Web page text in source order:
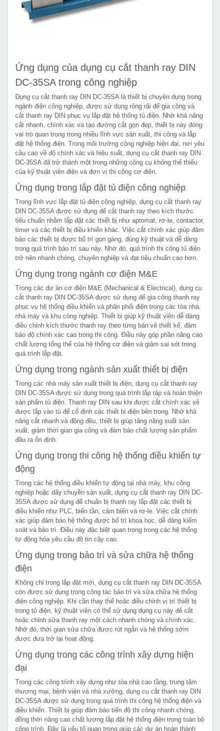
Ứng dụng của dụng cụ cắt thanh ray DIN
DC-35SA trong công nghiệp
Dụng cụ cắt thanh ray DIN DC-35SA là thiết bị chuyên dụng trong
ngành điện công nghiệp, được sử dụng rộng rãi để gia công và
cắt thanh ray DIN phục vụ lắp đặt hệ thống tủ điện. Nhờ khả năng
cắt nhanh, chính xác và tạo đường cắt gọn đẹp, thiết bị này đóng
vai trò quan trọng trong nhiều lĩnh vực sản xuất, thi công và lắp
đặt hệ thống điện. Trong môi trường công nghiệp hiện đại, nơi yêu
cầu cao về độ chính xác và hiệu suất, dụng cụ cắt thanh ray DIN
DC-35SA đã trở thành một trong những công cụ không thể thiếu
của kỹ thuật viên điện và đơn vị thi công cơ điện.
Ứng dụng trong lắp đặt tủ điện công nghiệp
Trong lĩnh vực lắp đặt tủ điện công nghiệp, dụng cụ cắt thanh ray
DIN DC-35SA được sử dụng để cắt thanh ray theo kích thước
tiêu chuẩn nhằm lắp đặt các thiết bị như aptomat, rơ-le, contactor,
timer và các thiết bị điều khiển khác. Việc cắt chính xác giúp đảm
bảo các thiết bị được bố trí gọn gàng, đúng kỹ thuật và dễ dàng
trong quá trình bảo trì sau này. Nhờ đó, quá trình thi công tủ điện
trở nên nhanh chóng, chuyên nghiệp và đạt tiêu chuẩn cao hơn.
Ứng dụng trong ngành cơ điện M&E
Trong các dự án cơ điện M&E (Mechanical & Electrical), dụng cụ
cắt thanh ray DIN DC-35SA được sử dụng để gia công thanh ray
phục vụ hệ thống điều khiển và phân phối điện trong các tòa nhà,
nhà máy và khu công nghiệp. Thiết bị giúp kỹ thuật viên dễ dàng
điều chỉnh kích thước thanh ray theo từng bản vẽ thiết kế, đảm
bảo độ chính xác cao trong thi công. Điều này góp phần nâng cao
chất lượng tổng thể của hệ thống cơ điện và giảm sai sót trong
quá trình lắp đặt.
Ứng dụng trong ngành sản xuất thiết bị điện
Trong các nhà máy sản xuất thiết bị điện, dụng cụ cắt thanh ray
DIN DC-35SA được sử dụng trong quá trình lắp ráp và hoàn thiện
sản phẩm tủ điện. Thanh ray DIN sau khi được cắt chính xác sẽ
được lắp vào tủ để cố định các thiết bị điện bên trong. Nhờ khả
năng cắt nhanh và đồng đều, thiết bị giúp tăng năng suất sản
xuất, giảm thời gian gia công và đảm bảo chất lượng sản phẩm
đầu ra ổn định.
Ứng dụng trong thi công hệ thống điều khiển tự
động
Trong các hệ thống điều khiển tự động tại nhà máy, khu công
nghiệp hoặc dây chuyền sản xuất, dụng cụ cắt thanh ray DIN DC-
35SA được sử dụng để chuẩn bị thanh ray lắp đặt các thiết bị
điều khiển như PLC, biến tần, cảm biến và rơ-le. Việc cắt chính
xác giúp đảm bảo hệ thống được bố trí khoa học, dễ dàng kiểm
soát và bảo trì. Điều này đặc biệt quan trọng trong các hệ thống
tự động hóa yêu cầu độ tin cậy cao.
Ứng dụng trong bảo trì và sửa chữa hệ thống
điện
Không chỉ trong lắp đặt mới, dụng cụ cắt thanh ray DIN DC-35SA
còn được sử dụng trong công tác bảo trì và sửa chữa hệ thống
điện công nghiệp. Khi cần thay thế hoặc điều chỉnh vị trí thiết bị
trong tủ điện, kỹ thuật viên có thể sử dụng dụng cụ này để cắt
hoặc chỉnh sửa thanh ray một cách nhanh chóng và chính xác.
Nhờ đó, thời gian sửa chữa được rút ngắn và hệ thống sớm
được đưa trở lại hoạt động.
Ứng dụng trong các công trình xây dựng hiện
đại
Trong các công trình xây dựng như tòa nhà cao tầng, trung tâm
thương mại, bệnh viện và nhà xưởng, dụng cụ cắt thanh ray DIN
DC-35SA được sử dụng trong quá trình thi công hệ thống điện và
điều khiển. Thiết bị giúp đảm bảo tiến độ thi công nhanh chóng,
đồng thời nâng cao chất lượng lắp đặt hệ thống điện trong toàn bộ
công trình. Đây là yếu tố quan trọng giúp các dự án hoàn thành